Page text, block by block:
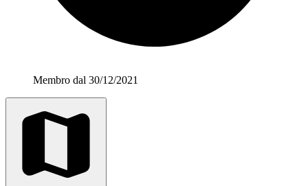
Membro dal 30/12/2021